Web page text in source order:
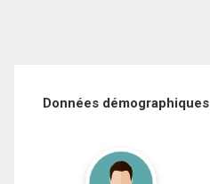
Données démographiques